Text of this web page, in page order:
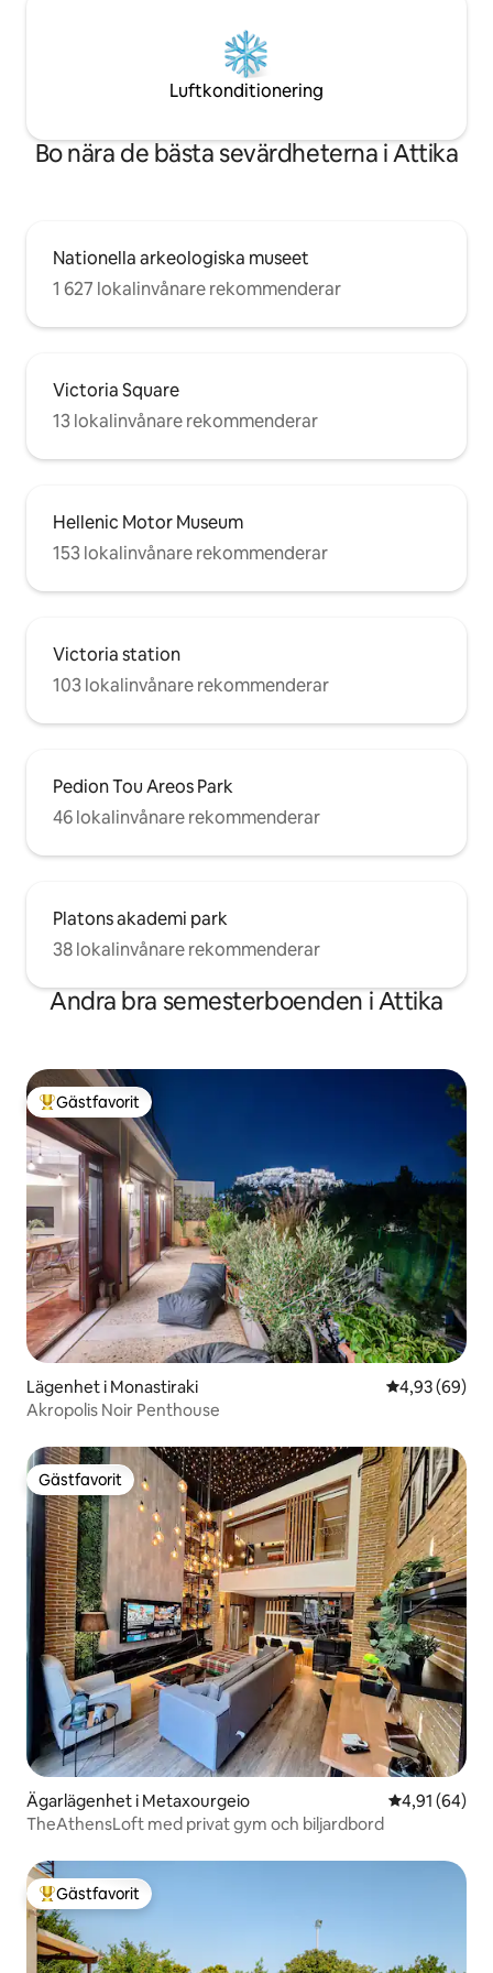
Luftkonditionering
Bo nära de bästa sevärdheterna i Attika
Nationella arkeologiska museet
1 627 lokalinvånare rekommenderar
Victoria Square
13 lokalinvånare rekommenderar
Hellenic Motor Museum
153 lokalinvånare rekommenderar
Victoria station
103 lokalinvånare rekommenderar
Pedion Tou Areos Park
46 lokalinvånare rekommenderar
Platons akademi park
38 lokalinvånare rekommenderar
Andra bra semesterboenden i Attika
Populär gästfavorit
Gästfavorit
Lägenhet i Monastiraki 4,93 av 5 i
4,93 (69)
Akropolis Noir Penthouse
Gästfavorit
Gästfavorit
Ägarlägenhet i Metaxourgeio 4,91 av 5 i
4,91 (64)
TheAthensLoft med privat gym och biljardbord
Populär gästfavorit
Gästfavorit